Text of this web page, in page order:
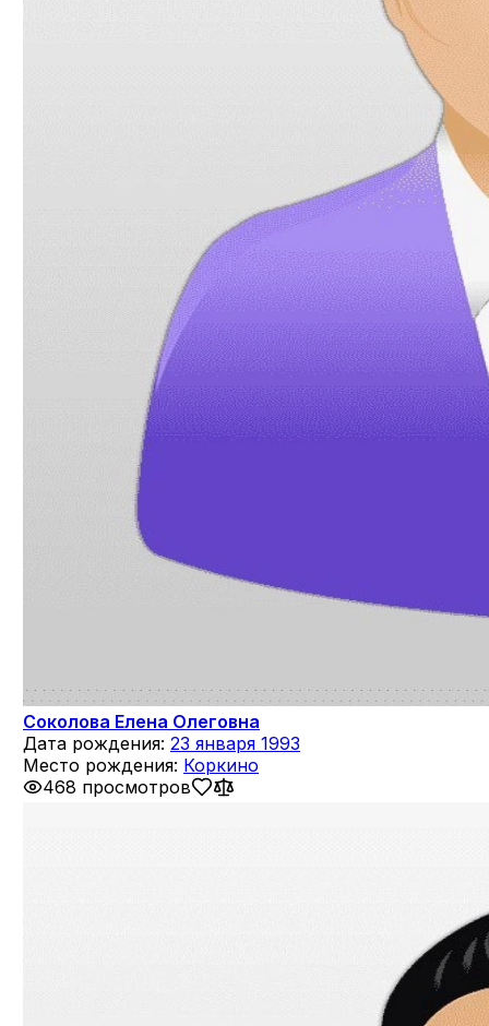
Соколова Елена Олеговна
Дата рождения: 23 января 1993
Место рождения: Коркино
468 просмотров